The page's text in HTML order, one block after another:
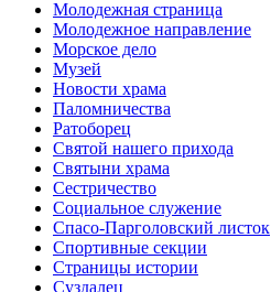
Молодежная страница
Молодежное направление
Морское дело
Музей
Новости храма
Паломничества
Ратоборец
Святой нашего прихода
Святыни храма
Сестричество
Социальное служение
Спасо-Парголовский листок
Спортивные секции
Страницы истории
Суздалец